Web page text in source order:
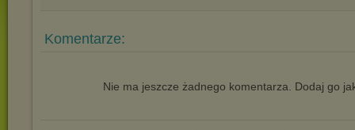
Komentarze:
Nie ma jeszcze żadnego komentarza. Dodaj go